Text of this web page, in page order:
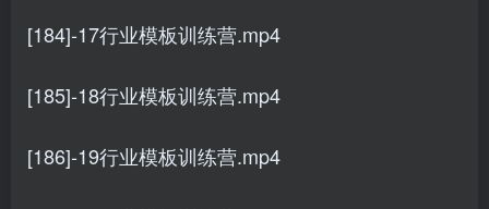
[184]-17行业模板训练营.mp4
[185]-18行业模板训练营.mp4
[186]-19行业模板训练营.mp4